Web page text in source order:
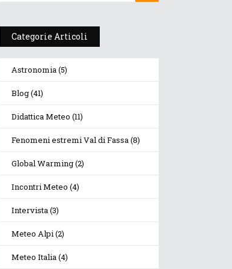
Categorie Articoli
Astronomia(5)
Blog(41)
Didattica Meteo (11)
Fenomeni estremi Val di Fassa(8)
Global Warming(2)
Incontri Meteo (4)
Intervista(3)
Meteo Alpi(2)
Meteo Italia(4)